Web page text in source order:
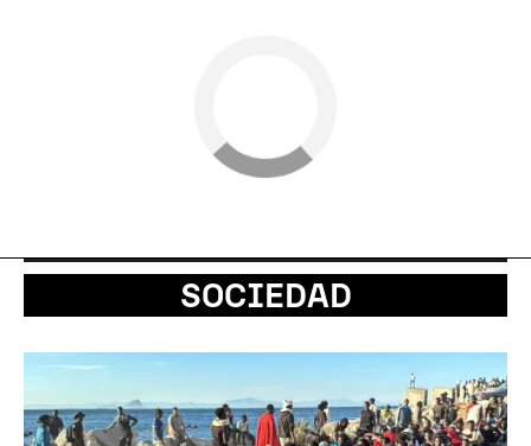
SOCIEDAD